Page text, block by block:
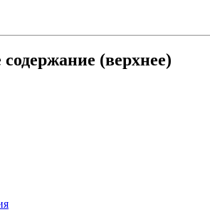
(верхнее)